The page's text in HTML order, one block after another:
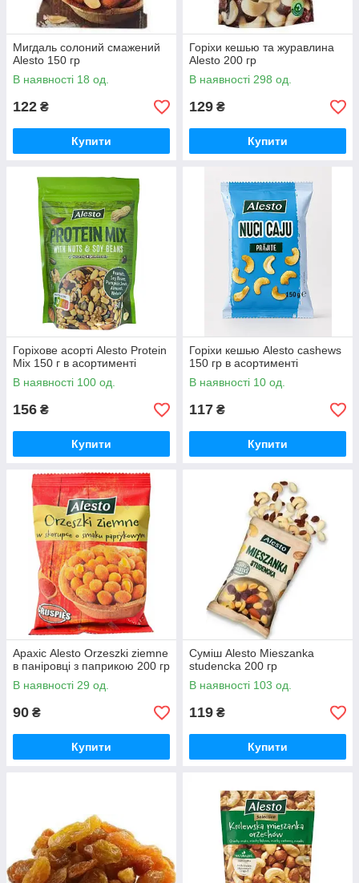
Мигдаль солоний смажений
Alesto 150 гр
В наявності 18 од.
122 ₴
Купити
Горіхи кешью та журавлина
Alesto 200 гр
В наявності 298 од.
129 ₴
Купити
Горіхове асорті Alesto Protein
Mix 150 г в асортименті
В наявності 100 од.
156 ₴
Купити
Горіхи кешью Alesto cashews
150 гр в асортименті
В наявності 10 од.
117 ₴
Купити
Арахіс Alesto Orzeszki ziemne
в паніровці з паприкою 200 гр
В наявності 29 од.
90 ₴
Купити
Суміш Alesto Mieszanka
studencka 200 гр
В наявності 103 од.
119 ₴
Купити